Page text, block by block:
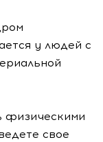
у людей с
физическими
свое